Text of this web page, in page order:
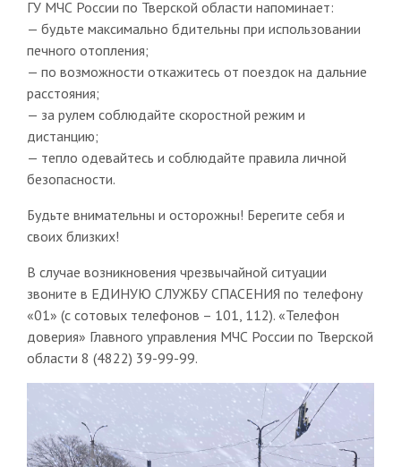
ГУ МЧС России по Тверской области напоминает:
— будьте максимально бдительны при использовании
печного отопления;
— по возможности откажитесь от поездок на дальние
расстояния;
— за рулем соблюдайте скоростной режим и
дистанцию;
— тепло одевайтесь и соблюдайте правила личной
безопасности.
Будьте внимательны и осторожны! Берегите себя и
своих близких!
В случае возникновения чрезвычайной ситуации
звоните в ЕДИНУЮ СЛУЖБУ СПАСЕНИЯ по телефону
«01» (с сотовых телефонов – 101, 112). «Телефон
доверия» Главного управления МЧС России по Тверской
области 8 (4822) 39-99-99.